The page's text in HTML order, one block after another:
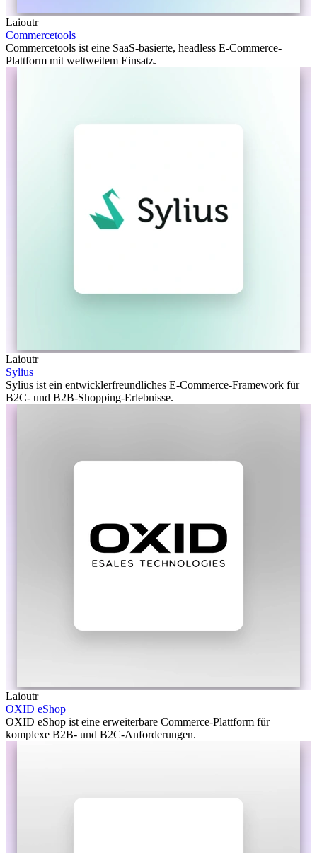
Laioutr
Commercetools
Commercetools ist eine SaaS-basierte, headless E-Commerce-
Plattform mit weltweitem Einsatz.
Laioutr
Sylius
Sylius ist ein entwicklerfreundliches E-Commerce-Framework für
B2C- und B2B-Shopping-Erlebnisse.
Laioutr
OXID eShop
OXID eShop ist eine erweiterbare Commerce-Plattform für
komplexe B2B- und B2C-Anforderungen.